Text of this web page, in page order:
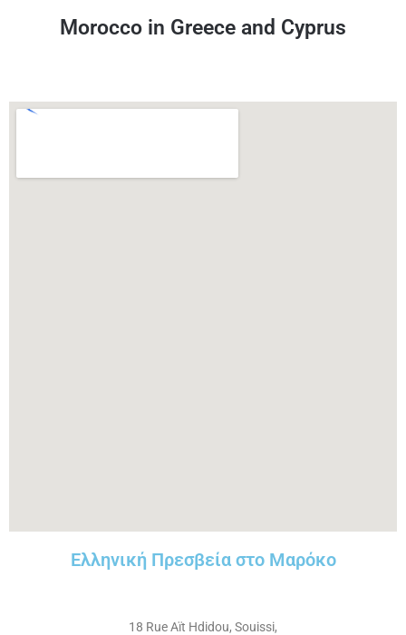
Morocco in Greece and Cyprus
Ελληνική Πρεσβεία στο Μαρόκο
18 Rue Aït Hdidou, Souissi,